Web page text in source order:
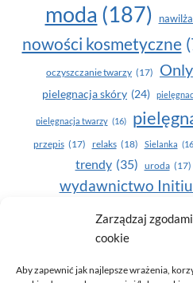
Zarządzaj
cookie
Aby zapewnić jak najlepsze wrażenia,
moda (187)
nowości kosmetyczne
oczyszczanie twarzy (17)
pielegnacja skóry (24)
pielęgnacja twarzy (16)
przepis (17) relaks (18) Sielanka
trendy (35) uroda (17)
wydawnictwo
Yasumi(164)
zdrowie